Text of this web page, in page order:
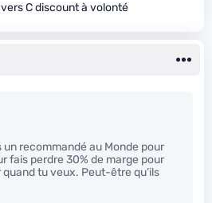
C discount à volonté
un recommandé au Monde pour
fais perdre 30% de marge pour
tu veux. Peut-être qu’ils